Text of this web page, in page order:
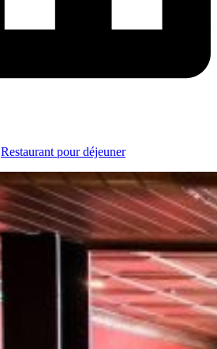
Restaurant pour déjeuner